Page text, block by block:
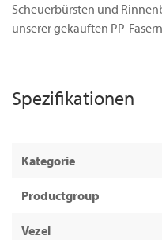
Scheuerbürsten und
unserer gekauften PP-
Spezifikationen
Kategorie
Productgroup
Vezel